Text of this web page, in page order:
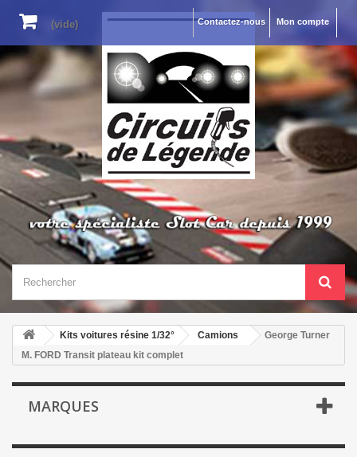
Mon compte
Contactez-nous
(vide)
Kits voitures résine 1/32° Camions
George Turner
M. FORD Transit plateau kit complet
MARQUES